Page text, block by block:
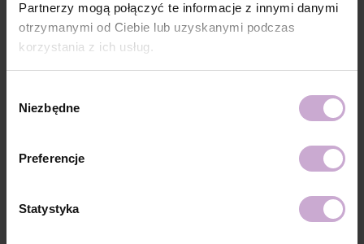
Partnerzy mogą połączyć te informacje z innymi danymi
otrzymanymi od Ciebie lub uzyskanymi podczas
korzystania z ich usług.
zgody
Niezbędne
Preferencje
Statystyka
Top No Wipe
– klasyczny top bez warstwy lepkiej, idealny do
codziennej pracy, zapewnia piękny połysk i oszczędza czas,
Multi Top No Wipe
– uniwersalny top do różnych rodzajów
Multi Top No Wipe No UV
– ma zbalansowaną i optymalną
konsystencję , dzięki czemu dobrze się samopoziomuje, łatwo
Top Matt No Wipe
– nadaje stylizacji modny, aksamitny mat,